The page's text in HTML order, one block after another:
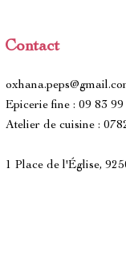
Contact
Epicerie fine : 09 83 99
Atelier de cuisine :
1 Place de l'Église,